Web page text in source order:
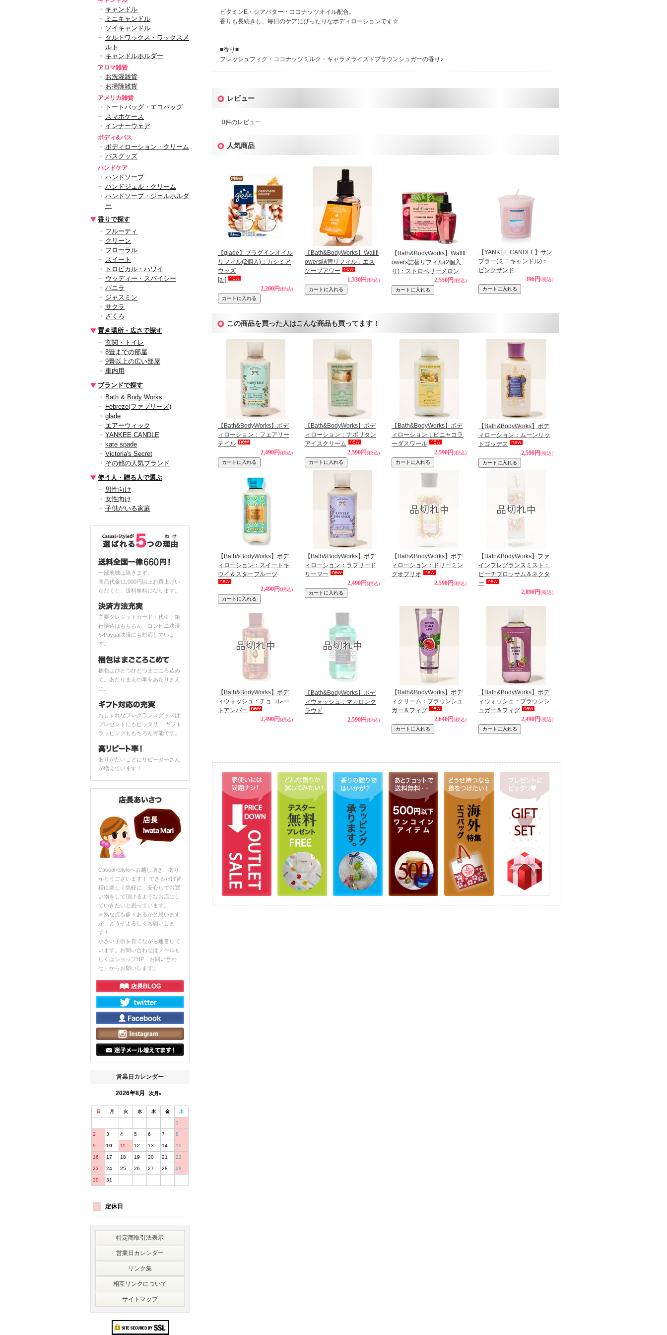
キャンドル
ミニキャンドル
ソイキャンドル
タルトワックス・ワックスメ
ルト
キャンドルホルダー
アロマ雑貨
お洗濯雑貨
お掃除雑貨
アメリカ雑貨
トートバッグ・エコバッグ
スマホケース
インナーウェア
ボディ&バス
ボディローション・クリーム
バスグッズ
ハンドケア
ハンドソープ
ハンドジェル・クリーム
ハンドソープ・ジェルホルダ
ー
香りで探す
フルーティ
クリーン
フローラル
スイート
トロピカル・ハワイ
ウッディー・スパイシー
バニラ
ジャスミン
サクラ
ざくろ
置き場所・広さで探す
玄関・トイレ
8畳までの部屋
9畳以上の広い部屋
車内用
ブランドで探す
Bath & Body Works
Febreze(ファブリーズ)
glade
エアーウィック
YANKEE CANDLE
kate spade
Victoria's Secret
その他の人気ブランド
使う人・贈る人で選ぶ
男性向け
女性向け
子供がいる家庭
一部地域は除きます。
商品代金11,000円以上お買上げい
ただくと、送料無料になります。
主要クレジットカード・代引・銀
行振込はもちろん、コンビニ決済
やPaypal決済にも対応していま
す。
梱包はひとつひとつまごころ込め
て。あたりまえの事をあたりまえ
に。
おしゃれなフレグランスグッズは
プレゼントにもピッタリ！ ギフト
ラッピングももちろん可能です。
ありがたいことにリピーターさん
が増えています！
Casual+Styleへお越し頂き、あり
がとうございます！ できるだけ皆
様に楽しく気軽に、安心してお買
い物をして頂けるようなお店にし
ていきたいと思っています。
未熟な点も多々あるかと思います
が、どうぞよろしくお願いしま
す！
小さい子供を育てながら運営して
います。お問い合わせはメールも
しくはショップHP「お問い合わ
せ」からお願いします。
営業日カレンダー
2026年8月 次月»
日 月 火 水 木 金 土
1
2 3 4 5 6 7 8
9 10 11 12 13 14 15
16 17 18 19 20 21 22
23 24 25 26 27 28 29
30 31
定休日
特定商取引法表示
営業日カレンダー
リンク集
相互リンクについて
サイトマップ
ビタミンE・シアバター・ココナッツオイル配合。
香りも長続きし、毎日のケアにぴったりなボディローションです☆
■香り■
フレッシュフィグ・ココナッツミルク・キャラメライズドブラウンシュガーの香り♪
レビュー
0件のレビュー
人気商品
【glade】プラグインオイル
リフィル(2個入)：カシミア
ウッズ
[a-]
2,200円(税込)
【Bath&BodyWorks】Wallfl
owers詰替リフィル：エス
ケープアワー
1,330円(税込)
【Bath&BodyWorks】Wallfl
owers詰替リフィル(2個入
り)：ストロベリーメロン
2,550円(税込)
【YANKEE CANDLE】サン
プラー(ミニキャンドル)：
ピンクサンド
396円(税込)
この商品を買った人はこんな商品も買ってます！
【Bath&BodyWorks】ボデ
ィローション：フェアリー
テイル
2,490円(税込)
【Bath&BodyWorks】ボデ
ィローション：ナポリタン
アイスクリーム
2,590円(税込)
【Bath&BodyWorks】ボデ
ィローション：ピニャコラ
ーダスワール
2,590円(税込)
【Bath&BodyWorks】ボデ
ィローション：ムーンリッ
トゴッデス
2,590円(税込)
【Bath&BodyWorks】ボデ
ィローション：スイートキ
ウイ＆スターフルーツ
2,490円(税込)
【Bath&BodyWorks】ボデ
ィローション：ラブリード
リーマー
2,490円(税込)
【Bath&BodyWorks】ボデ
ィローション：ドリーミン
グオブリオ
2,590円(税込)
【Bath&BodyWorks】ファ
インフレグランスミスト：
ピーチブロッサム＆ネクタ
ー
2,890円(税込)
【Bath&BodyWorks】ボデ
ィウォッシュ：チョコレー
トアンバー
2,490円(税込)
【Bath&BodyWorks】ボデ
ィウォッシュ：マカロンク
ラウド
2,590円(税込)
【Bath&BodyWorks】ボデ
ィクリーム：ブラウンシュ
ガー＆フィグ
2,640円(税込)
【Bath&BodyWorks】ボデ
ィウォッシュ：ブラウンシ
ュガー＆フィグ
2,490円(税込)